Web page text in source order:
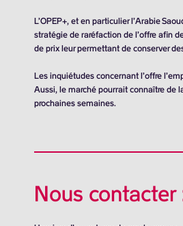
L’OPEP+, et en particulier l’Arabie
stratégie de raréfaction de l’offre afin
de prix leur permettant de conserver
Les inquiétudes concernant l’offre
Aussi, le marché pourrait connaître de
prochaines semaines.
Nous contacter